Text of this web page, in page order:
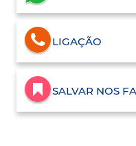
LIGAÇÃO
SALVAR NOS